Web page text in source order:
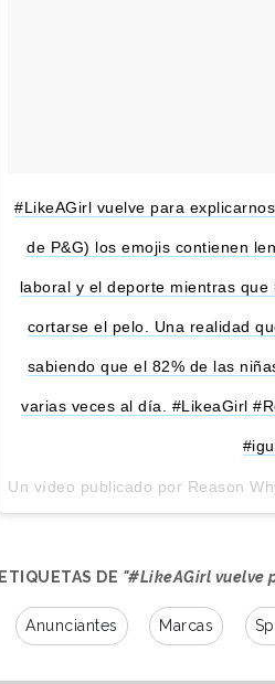
#LikeAGirl vuelve para
de P&G) los emojis contienen
laboral y el deporte mientras
cortarse el pelo. Una realidad
sabiendo que el 82% de las
varias veces al día. #LikeaGirl
Un vídeo publicado por Reason
ETIQUETAS DE "#LikeAGirl vuelve
Anunciantes Marcas